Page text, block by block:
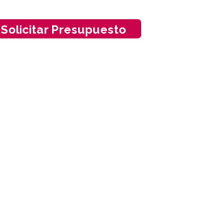
Solicitar Presupuesto